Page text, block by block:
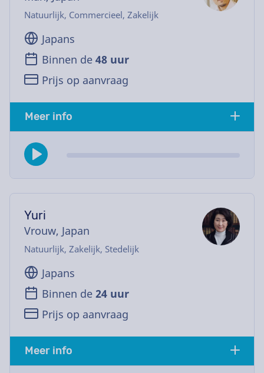
Natuurlijk, Commercieel, Zakelijk
Japans
Binnen de 48 uur
Prijs op aanvraag
Meer info
Yuri
Vrouw, Japan
Natuurlijk, Zakelijk, Stedelijk
Japans
Binnen de 24 uur
Prijs op aanvraag
Meer info